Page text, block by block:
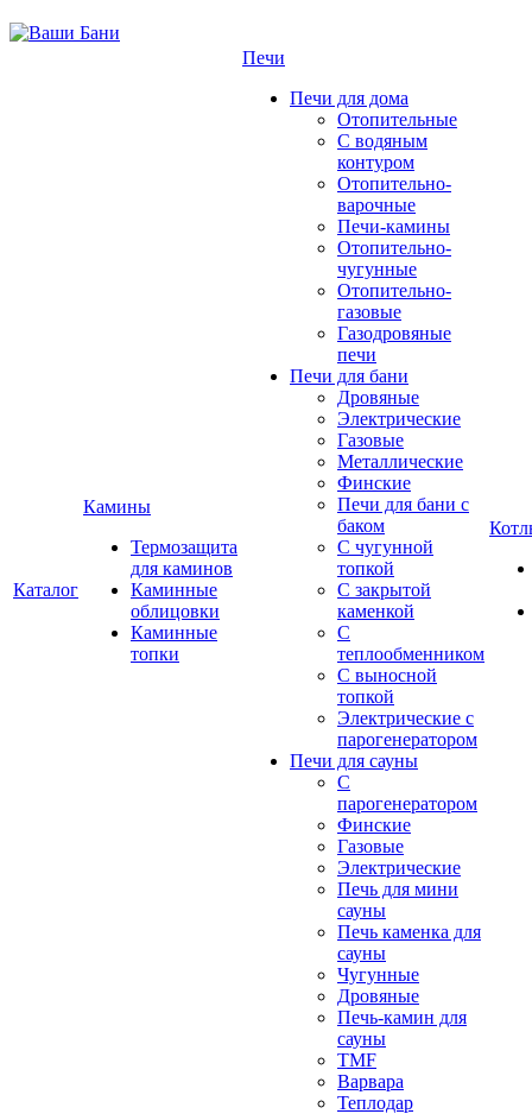
Каталог
Камины
Термозащита
для каминов
Каминные
облицовки
Каминные
топки
Печи
Печи для дома
Отопительные
C водяным
контуром
Отопительно-
варочные
Печи-камины
Отопительно-
чугунные
Отопительно-
газовые
Газодровяные
печи
Печи для бани
Дровяные
Электрические
Газовые
Металлические
Финские
Печи для бани с
баком
С чугунной
топкой
С закрытой
каменкой
С
теплообменником
С выносной
топкой
Электрические с
парогенератором
Печи для сауны
С
парогенератором
Финские
Газовые
Электрические
Печь для мини
сауны
Печь каменка для
сауны
Чугунные
Дровяные
Печь-камин для
сауны
TMF
Варвара
Теплодар